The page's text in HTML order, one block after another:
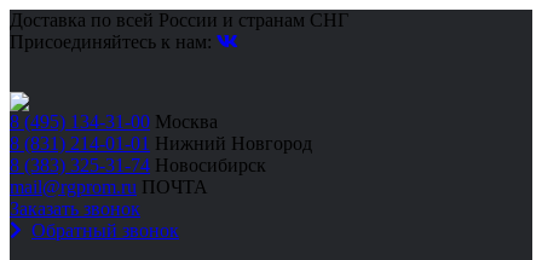
Доставка по всей России и странам СНГ
Присоединяйтесь к нам:
8 (495) 134-31-00 Москва
8 (831) 214-01-01 Нижний Новгород
8 (383) 325-31-74 Новосибирск
mail@rgprom.ru ПОЧТА
Заказать звонок
Обратный звонок